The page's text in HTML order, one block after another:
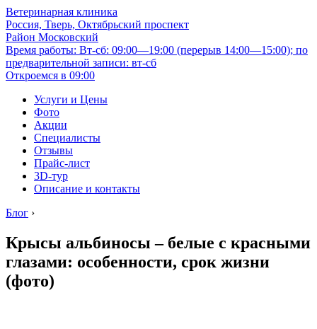
Ветеринарная клиника
Россия, Тверь, Октябрьский проспект
Район Московский
Время работы: Вт-сб: 09:00—19:00 (перерыв 14:00—15:00); по
предварительной записи: вт-сб
Откроемся в 09:00
Услуги и Цены
Фото
Акции
Специалисты
Отзывы
Прайс-лист
3D-тур
Описание и контакты
Блог ›
Крысы альбиносы – белые с красными
глазами: особенности, срок жизни
(фото)